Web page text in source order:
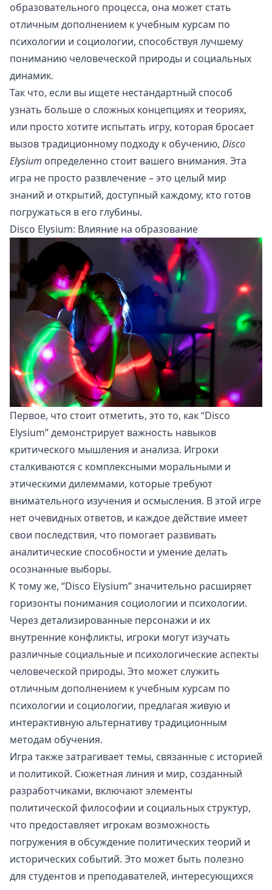
образовательного процесса, она может стать
отличным дополнением к учебным курсам по
психологии и социологии, способствуя лучшему
пониманию человеческой природы и социальных
динамик.
Так что, если вы ищете нестандартный способ
узнать больше о сложных концепциях и теориях,
или просто хотите испытать игру, которая бросает
вызов традиционному подходу к обучению, Disco
Elysium определенно стоит вашего внимания. Эта
игра не просто развлечение – это целый мир
знаний и открытий, доступный каждому, кто готов
погружаться в его глубины.
Disco Elysium: Влияние на образование
Первое, что стоит отметить, это то, как “Disco
Elysium” демонстрирует важность навыков
критического мышления и анализа. Игроки
сталкиваются с комплексными моральными и
этическими дилеммами, которые требуют
внимательного изучения и осмысления. В этой игре
нет очевидных ответов, и каждое действие имеет
свои последствия, что помогает развивать
аналитические способности и умение делать
осознанные выборы.
К тому же, “Disco Elysium” значительно расширяет
горизонты понимания социологии и психологии.
Через детализированные персонажи и их
внутренние конфликты, игроки могут изучать
различные социальные и психологические аспекты
человеческой природы. Это может служить
отличным дополнением к учебным курсам по
психологии и социологии, предлагая живую и
интерактивную альтернативу традиционным
методам обучения.
Игра также затрагивает темы, связанные с историей
и политикой. Сюжетная линия и мир, созданный
разработчиками, включают элементы
политической философии и социальных структур,
что предоставляет игрокам возможность
погружения в обсуждение политических теорий и
исторических событий. Это может быть полезно
для студентов и преподавателей, интересующихся